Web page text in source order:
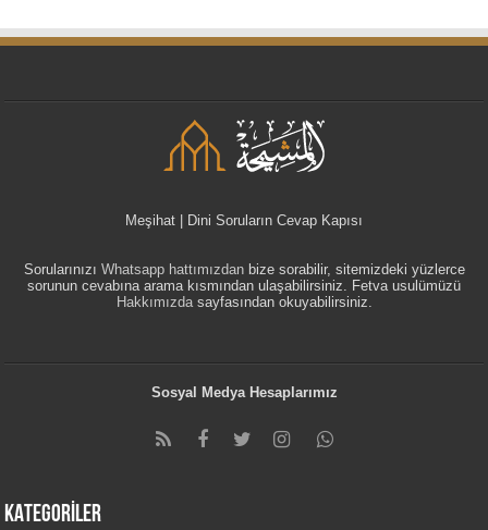
Meşihat | Dini Soruların Cevap Kapısı
Sorularınızı Whatsapp hattımızdanbize sorabilir, sitemizdeki yüzlerce
sorunun cevabına arama kısmından ulaşabilirsiniz. Fetva usulümüzü
Hakkımızdasayfasından okuyabilirsiniz.
Sosyal Medya Hesaplarımız
KATEGORİLER